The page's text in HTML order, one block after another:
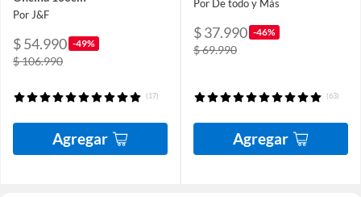
Por J&F
$ 54.990 -49%
$ 106.990
(17)
Agregar
Por De todo y Más
$ 37.990 -46%
$ 69.990
(63)
Agregar